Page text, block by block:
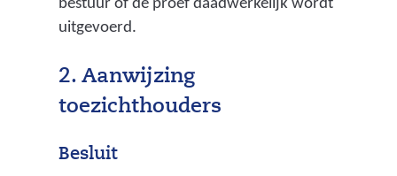
e
bestuur of de proef daadwerkelijk wordt
uitgevoerd.
2. Aanwijzing
toezichthouders
Besluit